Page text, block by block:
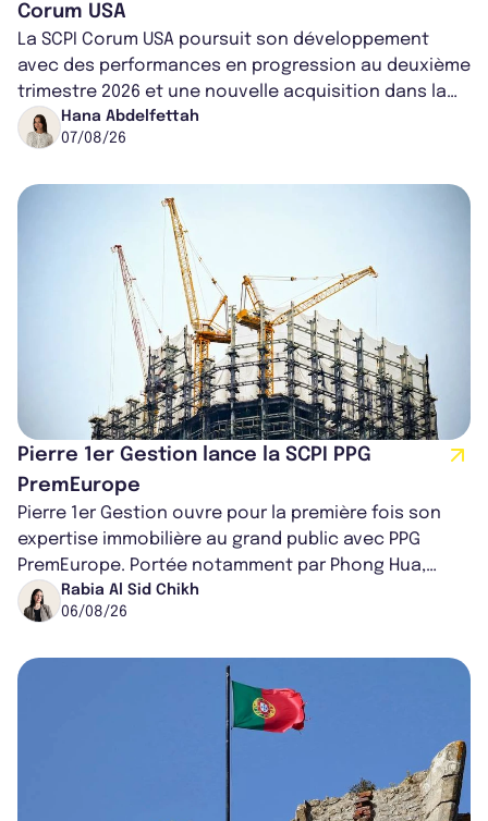
Corum USA
La SCPI Corum USA poursuit son développement
avec des performances en progression au deuxième
trimestre 2026 et une nouvelle acquisition dans la
région de Chicago. Entre hausse de...
Hana Abdelfettah
07/08/26
Pierre 1er Gestion lance la SCPI PPG
PremEurope
Pierre 1er Gestion ouvre pour la première fois son
expertise immobilière au grand public avec PPG
PremEurope. Portée notamment par Phong Hua,
ancien directeur des investissements d...
Rabia Al Sid Chikh
06/08/26